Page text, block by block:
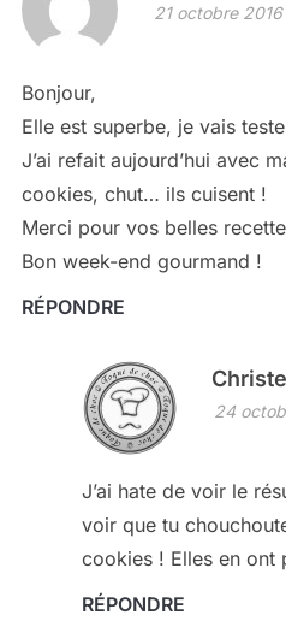
21 octobre
Bonjour,
Elle est superbe, je vais
J’ai refait aujourd’hui avec
cookies, chut… ils cuisent !
Merci pour vos belles
Bon week-end gourmand !
RÉPONDRE
24
J’ai hate de voir le
voir que tu
cookies ! Elles en ont
RÉPONDRE